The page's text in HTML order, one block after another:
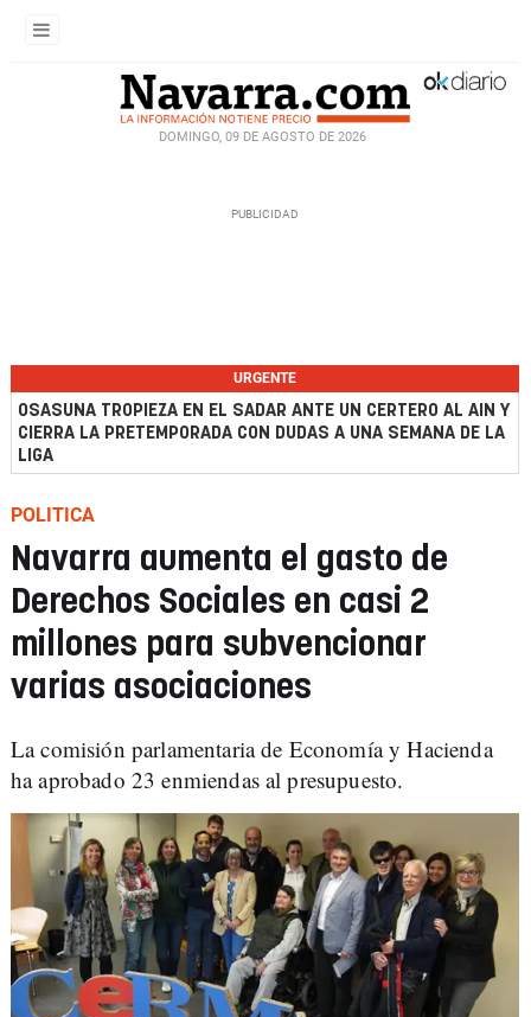
DOMINGO, 09 DE AGOSTO DE 2026
URGENTE
OSASUNA TROPIEZA EN EL SADAR ANTE UN CERTERO AL AIN Y
CIERRA LA PRETEMPORADA CON DUDAS A UNA SEMANA DE LA
LIGA
POLITICA
Navarra aumenta el gasto de
Derechos Sociales en casi 2
millones para subvencionar
varias asociaciones
La comisión parlamentaria de Economía y Hacienda
ha aprobado 23 enmiendas al presupuesto.